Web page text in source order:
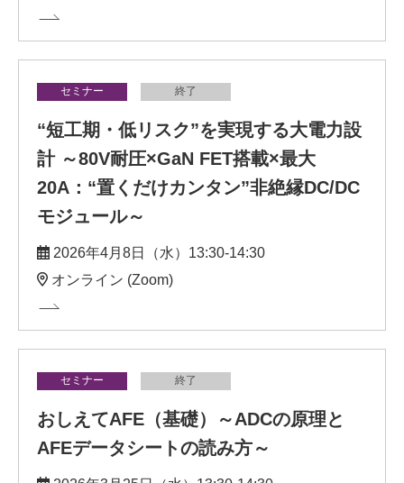
セミナー 終了
“短工期・低リスク”を実現する大電力設
計 ～80V耐圧×GaN FET搭載×最大
20A：“置くだけカンタン”非絶縁DC/DC
モジュール～
2026年4月8日（水）13:30-14:30
オンライン (Zoom)
セミナー 終了
おしえてAFE（基礎）～ADCの原理と
AFEデータシートの読み方～